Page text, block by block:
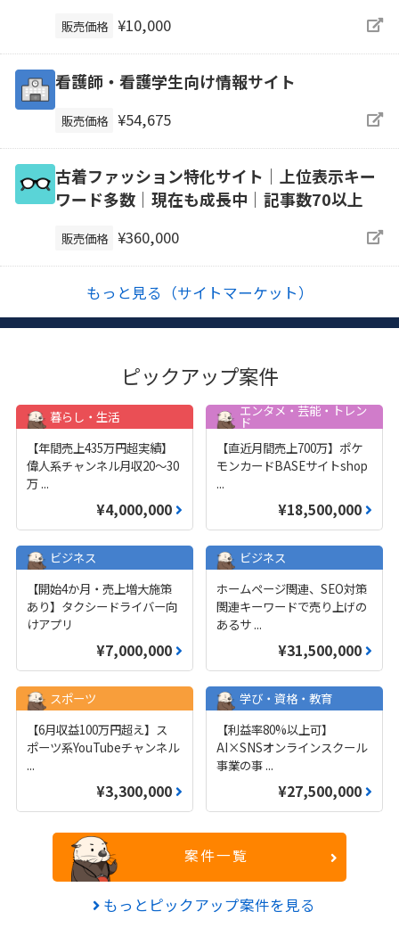
販売価格 ¥10,000
看護師・看護学生向け情報サイト
販売価格 ¥54,675
古着ファッション特化サイト│上位表示キー
ワード多数│現在も成長中│記事数70以上
販売価格 ¥360,000
もっと見る（サイトマーケット）
ピックアップ案件
暮らし・生活
【年間売上435万円超実績】
偉人系チャンネル月収20～30
万 ...
¥4,000,000
エンタメ・芸能・トレン
ド
【直近月間売上700万】ポケ
モンカードBASEサイトshop
...
¥18,500,000
ビジネス
【開始4か月・売上増大施策
あり】タクシードライバー向
けアプリ
¥7,000,000
ビジネス
ホームページ関連、SEO対策
関連キーワードで売り上げの
あるサ ...
¥31,500,000
スポーツ
【6月収益100万円超え】ス
ポーツ系YouTubeチャンネル
...
¥3,300,000
学び・資格・教育
【利益率80%以上可】
AI×SNSオンラインスクール
事業の事 ...
¥27,500,000
案件一覧
もっとピックアップ案件を見る